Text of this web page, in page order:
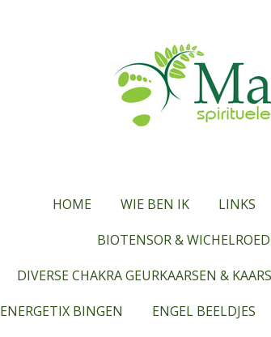
HOME WIE BEN IK LINKS
BIOTENSOR &
DIVERSE CHAKRA GEURKAARSEN &
ENERGETIX BINGEN
ENGEL BEELDJES